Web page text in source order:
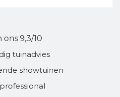
9,3/10
tuinadvies
showtuinen